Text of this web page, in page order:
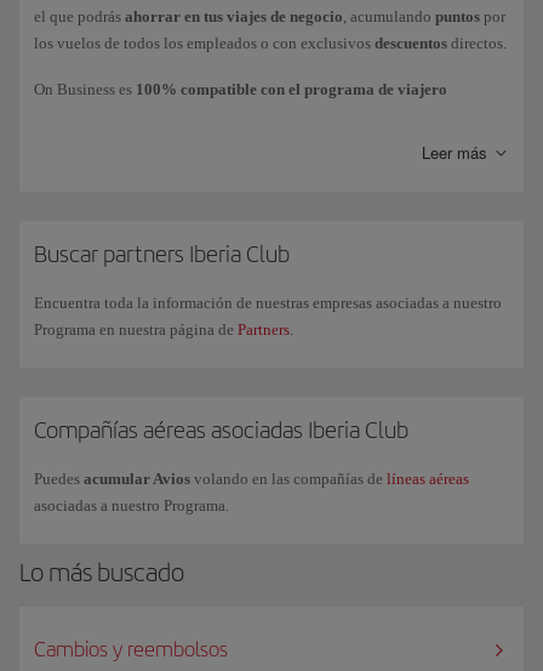
el que podrás ahorrar en tus viajes de negocio, acumulando puntos por
los vuelos de todos los empleados o con exclusivos descuentos directos.
On Business es 100% compatible con el programa de viajero
en su cuenta o
American Airlines y realizar mejoras de clases a cabinas superiores con
Si tienes más dudas, consulta nuestra página de
Leer más
Buscar partners Iberia Club
Encuentra toda la información de nuestras empresas asociadas a nuestro
Programa en nuestra página de Partners.
Compañías aéreas asociadas Iberia Club
Puedes acumular Avios volando en las compañías de líneas aéreas
asociadas a nuestro Programa.
Lo más buscado
Cambios y reembolsos